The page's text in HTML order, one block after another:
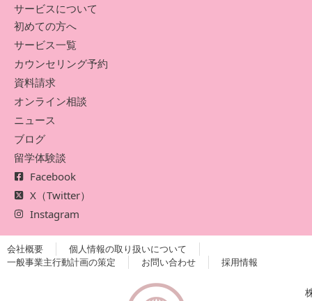
サービスについて
初めての方へ
サービス一覧
カウンセリング予約
資料請求
オンライン相談
ニュース
ブログ
留学体験談
Facebook
X（Twitter）
Instagram
会社概要
個人情報の取り扱いについて
一般事業主行動計画の策定
お問い合わせ 採用情報